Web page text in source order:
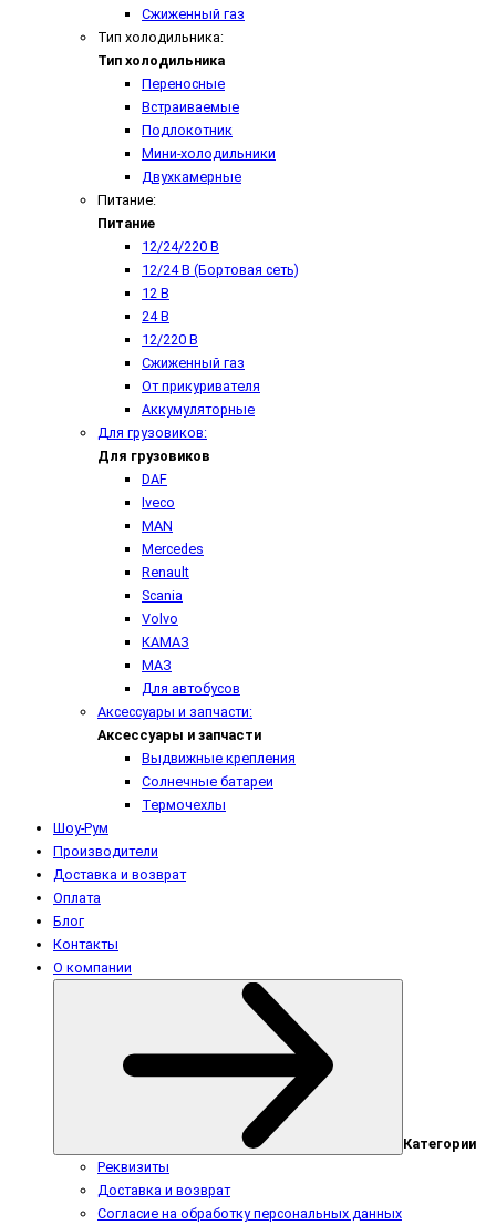
Сжиженный газ
Тип холодильника:
Тип холодильника
Переносные
Встраиваемые
Подлокотник
Мини-холодильники
Двухкамерные
Питание:
Питание
12/24/220 В
12/24 В (Бортовая сеть)
12 В
24 В
12/220 В
Сжиженный газ
От прикуривателя
Аккумуляторные
Для грузовиков:
Для грузовиков
DAF
Iveco
MAN
Mercedes
Renault
Scania
Volvo
КАМАЗ
МАЗ
Для автобусов
Аксессуары и запчасти:
Аксессуары и запчасти
Выдвижные крепления
Солнечные батареи
Термочехлы
Шоу-Рум
Производители
Доставка и возврат
Оплата
Блог
Контакты
О компании
Категории
Реквизиты
Доставка и возврат
Согласие на обработку персональных данных